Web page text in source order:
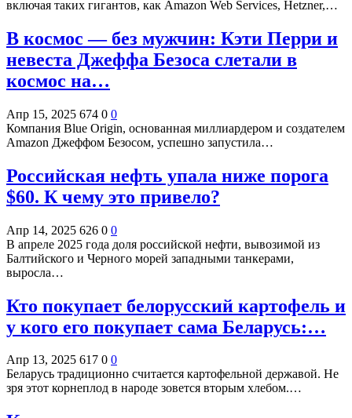
включая таких гигантов, как Amazon Web Services, Hetzner,…
В космос — без мужчин: Кэти Перри и
невеста Джеффа Безоса слетали в
космос на…
Апр 15, 2025 674 0 0
Компания Blue Origin, основанная миллиардером и создателем
Amazon Джеффом Безосом, успешно запустила…
Российская нефть упала ниже порога
$60. К чему это привело?
Апр 14, 2025 626 0 0
В апреле 2025 года доля российской нефти, вывозимой из
Балтийского и Черного морей западными танкерами,
выросла…
Кто покупает белорусский картофель и
у кого его покупает сама Беларусь:…
Апр 13, 2025 617 0 0
Беларусь традиционно считается картофельной державой. Не
зря этот корнеплод в народе зовется вторым хлебом.…